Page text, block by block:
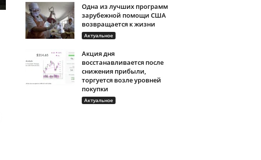
Одна из лучших программ
зарубежной помощи США
возвращается к жизни
Актуальное
Акция дня
восстанавливается после
снижения прибыли,
торгуется возле уровней
покупки
Актуальное